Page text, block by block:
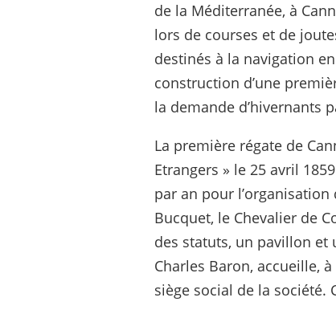
de la Méditerranée, à
lors de courses et de
destinés à la navigation
construction d’une
la demande d’hivernants
La première régate de
Etrangers » le 25 avril
par an pour
Bucquet, le Chevalier de
des statuts, un pavillon et
Charles Baron, accueille,
siège social de la société.